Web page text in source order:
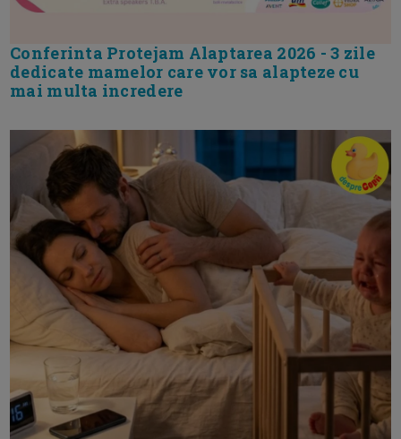
Conferinta Protejam Alaptarea 2026 - 3 zile
dedicate mamelor care vor sa alapteze cu
mai multa incredere